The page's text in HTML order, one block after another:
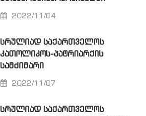
2022/11/04
ᲡᲠᲣᲚᲘᲐᲓ ᲡᲐᲥᲐᲠᲗᲕᲔᲚᲝᲡ
ᲙᲐᲗᲝᲚᲘᲙᲝᲡ-ᲞᲐᲢᲠᲘᲐᲠᲥᲘᲡ
ᲡᲐᲛᲫᲘᲛᲐᲠᲘ
2022/11/07
ᲡᲠᲣᲚᲘᲐᲓ ᲡᲐᲥᲐᲠᲗᲕᲔᲚᲝᲡ